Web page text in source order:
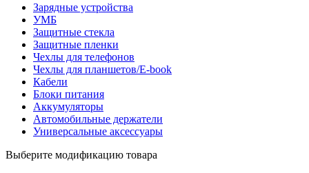
Зарядные устройства
УМБ
Защитные стекла
Защитные пленки
Чехлы для телефонов
Чехлы для планшетов/E-book
Кабели
Блоки питания
Аккумуляторы
Автомобильные держатели
Универсальные аксессуары
Выберите модификацию товара